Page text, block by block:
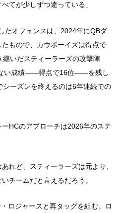
てが少しずつ違っている」
たオフェンスは、2024年にQBダ
もので、カウボーイズは得点で
いだスティーラーズの攻撃陣
い成績――得点で16位――を残し
ーズンを終えるのは6年連続での
HCのアプローチは2026年のステ
れど、スティーラーズは元より、
チームだと言えるだろう。
ロジャースと再タッグを組む。ロ